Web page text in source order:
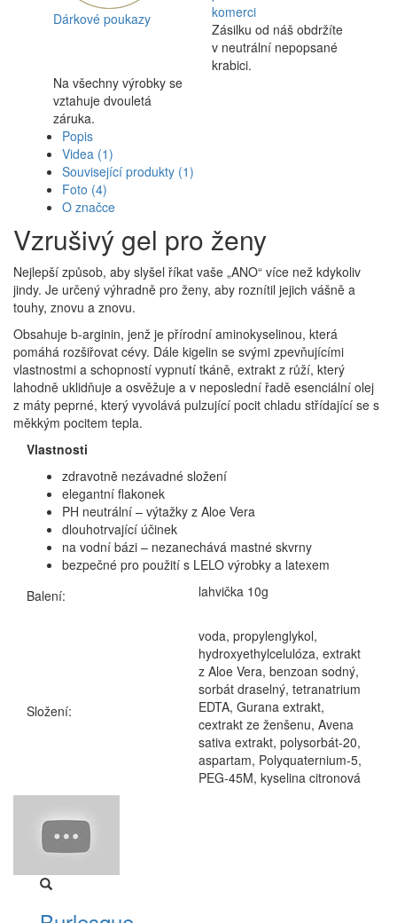
Dárkové poukazy
komerci
Zásilku od náš obdržíte
v neutrální nepopsané
krabici.
Na všechny výrobky se
vztahuje dvouletá
záruka.
Popis
Videa (1)
Související produkty (1)
Foto (4)
O značce
Vzrušivý gel pro ženy
Nejlepší způsob, aby slyšel říkat vaše „ANO“ více než kdykoliv
jindy. Je určený výhradně pro ženy, aby roznítil jejich vášně a
touhy, znovu a znovu.
Obsahuje b-arginin, jenž je přírodní aminokyselinou, která
pomáhá rozšiřovat cévy. Dále kigelin se svými zpevňujícími
vlastnostmi a schopností vypnutí tkáně, extrakt z růží, který
lahodně uklidňuje a osvěžuje a v neposlední řadě esenciální olej
z máty peprné, který vyvolává pulzující pocit chladu střídající se s
měkkým pocitem tepla.
Vlastnosti
zdravotně nezávadné složení
elegantní flakonek
PH neutrální – výtažky z Aloe Vera
dlouhotrvající účinek
na vodní bázi – nezanechává mastné skvrny
bezpečné pro použití s LELO výrobky a latexem
Balení:
lahvička 10g
Složení:
voda, propylenglykol,
hydroxyethylcelulóza, extrakt
z Aloe Vera, benzoan sodný,
sorbát draselný, tetranatrium
EDTA, Gurana extrakt,
cextrakt ze ženšenu, Avena
sativa extrakt, polysorbát-20,
aspartam, Polyquaternium-5,
PEG-45M, kyselina citronová